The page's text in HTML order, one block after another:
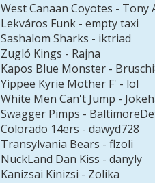
West Canaan Coyotes - Tony
Lekváros Funk - empty taxi
Sashalom Sharks - iktriad
Zugló Kings - Rajna
Kapos Blue Monster -
Yippee Kyrie Mother F' - lol
White Men Can't Jump -
Swagger Pimps -
Colorado 14ers - dawyd728
Transylvania Bears - flzoli
NuckLand Dan Kiss - danyly
Kanizsai Kinizsi - Zolika